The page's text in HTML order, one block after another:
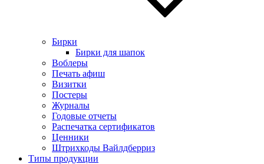
Бирки
Бирки для шапок
Воблеры
Печать афиш
Визитки
Постеры
Журналы
Годовые отчеты
Распечатка сертификатов
Ценники
Штрихкоды Вайлдберриз
Типы продукции